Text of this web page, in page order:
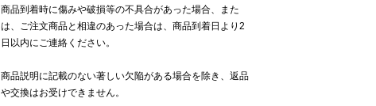
商品到着時に傷みや破損等の不具合があった場合、また
は、ご注文商品と相違のあった場合は、商品到着日より2
日以内にご連絡ください。
商品説明に記載のない著しい欠陥がある場合を除き、返品
や交換はお受けできません。